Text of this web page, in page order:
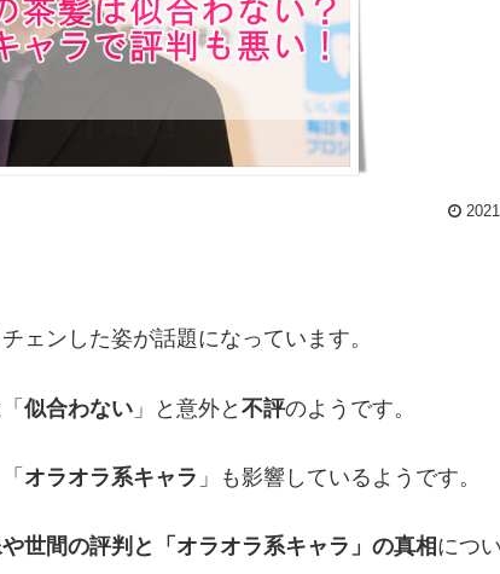
ェンした姿が話題になっています。
似合わない 」と意外と 不評のようです。
オラオラ系キャラ 」も影響しているようです。
世間の評判と「オラオラ系キャラ」の真相 につ